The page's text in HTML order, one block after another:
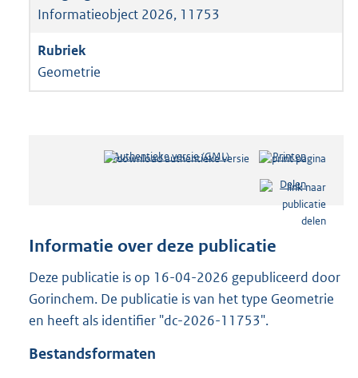
Informatieobject 2026, 11753
Geometrie
Authentieke versie (GML)b
n
s
r
o
Printen
Delen
Informatie over deze publicatie
Deze publicatie is op 16-04-2026 gepubliceerd door
Gorinchem. De publicatie is van het type Geometrie
en heeft als identifier "dc-2026-11753".
Bestandsformaten